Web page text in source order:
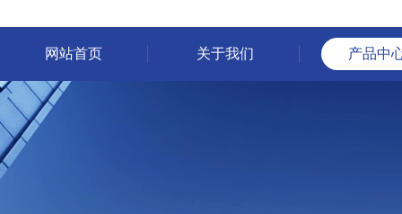
网站首页 关于我们 产品中